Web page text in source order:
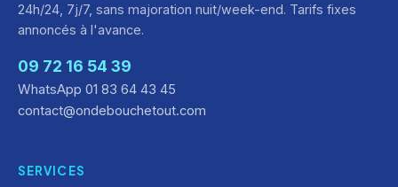
24h/24, 7j/7, sans majoration nuit/week-end. Tarifs fixes
annoncés à l'avance.
09 72 16 54 39
WhatsApp 01 83 64 43 45
contact@ondebouchetout.com
SERVICES